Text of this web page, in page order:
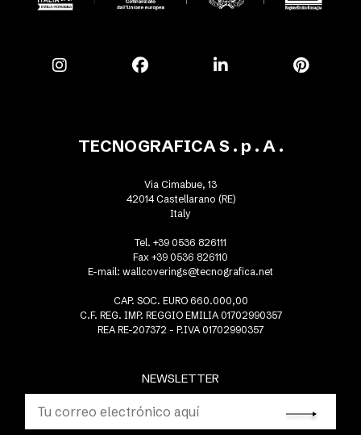
NEWSLETTER
TECNOGRAFICA S . p . A .
Via Cimabue, 13
42014 Castellarano (RE)
Italy
Tel. +39 0536 826111
Fax +39 0536 826110
E-mail: wallcoverings@tecnografica.net
CAP. SOC. EURO 660.000,00
C.F. REG. IMP. REGGIO EMILIA 01702990357
REA RE-207372 - P.IVA 01702990357